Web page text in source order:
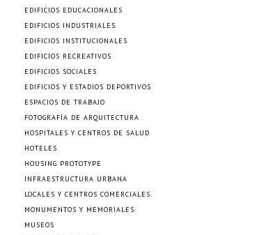
EDIFICIOS EDUCACIONALES
EDIFICIOS INDUSTRIALES
EDIFICIOS INSTITUCIONALES
EDIFICIOS RECREATIVOS
EDIFICIOS SOCIALES
EDIFICIOS Y ESTADIOS DEPORTIVOS
ESPACIOS DE TRABAJO
FOTOGRAFÍA DE ARQUITECTURA
HOSPITALES Y CENTROS DE SALUD
HOTELES
HOUSING PROTOTYPE
INFRAESTRUCTURA URBANA
LOCALES Y CENTROS COMERCIALES
MONUMENTOS Y MEMORIALES
MUSEOS